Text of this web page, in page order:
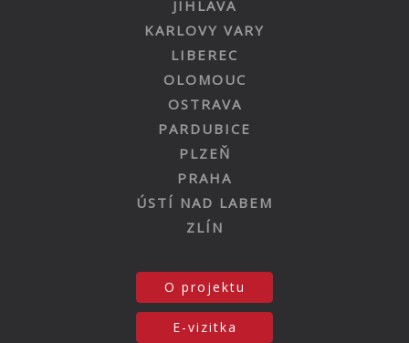
JIHLAVA
KARLOVY VARY
LIBEREC
OLOMOUC
OSTRAVA
PARDUBICE
PLZEŇ
PRAHA
ÚSTÍ NAD LABEM
ZLÍN
O projektu
E-vizitka